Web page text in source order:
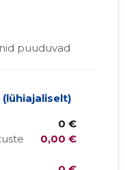
puuduvad
0 €
0,00 €